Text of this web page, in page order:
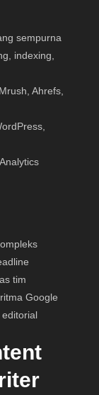
sempurna
indexing,
Ahrefs,
tim
Google